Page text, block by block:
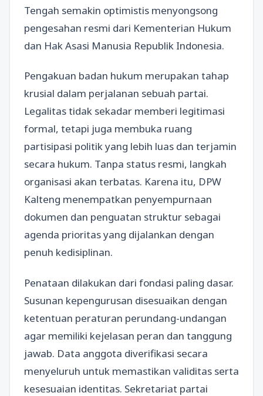
Tengah semakin optimistis menyongsong
pengesahan resmi dari Kementerian Hukum
dan Hak Asasi Manusia Republik Indonesia.
Pengakuan badan hukum merupakan tahap
krusial dalam perjalanan sebuah partai.
Legalitas tidak sekadar memberi legitimasi
formal, tetapi juga membuka ruang
partisipasi politik yang lebih luas dan terjamin
secara hukum. Tanpa status resmi, langkah
organisasi akan terbatas. Karena itu, DPW
Kalteng menempatkan penyempurnaan
dokumen dan penguatan struktur sebagai
agenda prioritas yang dijalankan dengan
penuh kedisiplinan.
Penataan dilakukan dari fondasi paling dasar.
Susunan kepengurusan disesuaikan dengan
ketentuan peraturan perundang-undangan
agar memiliki kejelasan peran dan tanggung
jawab. Data anggota diverifikasi secara
menyeluruh untuk memastikan validitas serta
kesesuaian identitas. Sekretariat partai